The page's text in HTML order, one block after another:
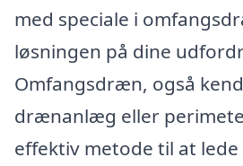
med speciale i
løsningen på dine
Omfangsdræn, også
drænanlæg eller
effektiv metode til at